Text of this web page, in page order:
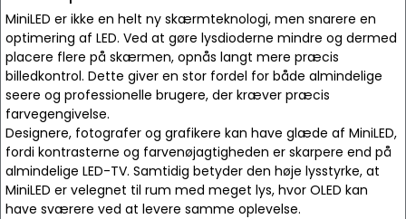
MiniLED er ikke en helt ny skærmteknologi, men snarere en
optimering af LED. Ved at gøre lysdioderne mindre og dermed
placere flere på skærmen, opnås langt mere præcis
billedkontrol. Dette giver en stor fordel for både almindelige
seere og professionelle brugere, der kræver præcis
farvegengivelse.
Designere, fotografer og grafikere kan have glæde af MiniLED,
fordi kontrasterne og farvenøjagtigheden er skarpere end på
almindelige LED-TV. Samtidig betyder den høje lysstyrke, at
MiniLED er velegnet til rum med meget lys, hvor OLED kan
have sværere ved at levere samme oplevelse.